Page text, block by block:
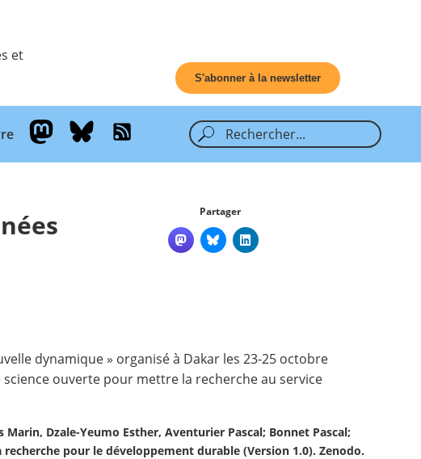
et
S'abonner à la newsletter
Partager
dynamique » organisé à Dakar les 23-25 octobre
ouverte pour mettre la recherche au service
Dzale-Yeumo Esther, Aventurier Pascal; Bonnet Pascal;
pour le développement durable (Version 1.0). Zenodo.